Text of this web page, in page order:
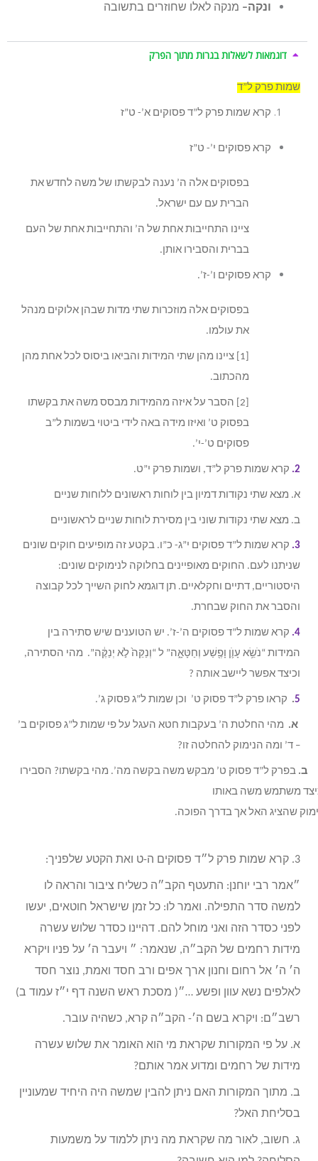
ונקה– מנקה לאלו שחוזרים בתשובה
דוגמאות לשאלות בגרות מתוך הפרק
שמות פרק ל”ד
קרא שמות פרק ל”ד פסוקים א’- ט”ז
קרא פסוקים י’- ט”ז
בפסוקים אלה ה’ נענה לבקשתו של משה לחדש את
הברית עם עם ישראל.
ציינו התחייבות אחת של ה’ והתחייבות אחת של העם
בברית והסבירו אותן.
קרא פסוקים ו’-ז’.
בפסוקים אלה מוזכרות שתי מדות שבהן אלוקים מנהל
את עולמו.
[1] ציינו מהן שתי המידות והביאו ביסוס לכל אחת מהן
מהכתוב.
[2] הסבר על איזה מהמידות מבסס משה את בקשתו
בפסוק ט’ ואיזו מידה באה לידי ביטוי בשמות ל”ב
פסוקים ט’-י’.
2. קרא שמות פרק ל”ד, ושמות פרק י”ט.
א. מצא שתי נקודות דמיון בין לוחות ראשונים ללוחות שניים
ב. מצא שתי נקודות שוני בין מסירת לוחות שניים לראשוניים
3. קרא שמות ל”ד פסוקים י”ג- כ”ו. בקטע זה מופיעים חוקים שונים
שניתנו לעם. החוקים מאופיינים בחלוקה לנימוקים שונים:
היסטוריים, דתיים וחקלאיים. תן דוגמא לחוק השייך לכל קבוצה
והסבר את החוק שבחרת.
4. קרא שמות ל”ד פסוקים ה’-ז’. יש הטוענים שיש סתירה בין
המידות “נֹשֵׂ֥א עָוֺ֛ן וָפֶ֖שַׁע וְחַטָּאָ֑ה” ל “וְנַקֵּה֙ לֹ֣א יְנַקֶּ֔ה”. מהי הסתירה,
וכיצד אפשר ליישב אותה ?
5
. קראו פרק ל”ד פסוק ט’ וכן שמות ל”ג פסוק ג’.
א. מהי החלטת ה’ בעקבות חטא העגל על פי שמות ל”ג פסוקים ב’
– ד’ ומה הנימוק להחלטה זו?
בפרק ל”ד פסוק ט’ מבקש משה בקשה מה’. מהי בקשתו? הסבירו
משתמש משה באותו
שהציג האל אך בדרך הפוכה.
3. קרא שמות פרק ל״ד פסוקים ה-ט ואת הקטע שלפניך:
״אמר רבי יוחנן: התעטף הקב״ה כשליח ציבור והראה לו
למשה סדר התפילה. ואמר לו: כל זמן שישראל חוטאים, יעשו
לפני כסדר הזה ואני מוחל להם. דהיינו כסדר שלוש עשרה
מידות רחמים של הקב״ה, שנאמר: ״ ויעבר ה׳ על פניו ויקרא
ה׳ ה׳ אל רחום וחנון ארך אפים ורב חסד ואמת, נוצר חסד
לאלפים נשא עוון ופשע …״( מסכת ראש השנה דף י״ז עמוד ב)
רשב״ם: ויקרא בשם ה׳- הקב״ה קרא, כשהיה עובר.
א. על פי המקורות שקראת מי הוא האומר את שלוש עשרה
מידות של רחמים ומדוע אמר אותם?
ב. מתוך המקורות האם ניתן להבין שמשה היה היחיד שמעוניין
בסליחת האל?
ג. חשוב, לאור מה שקראת מה ניתן ללמוד על משמעות